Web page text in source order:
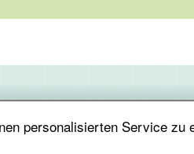
personalisierten Service zu